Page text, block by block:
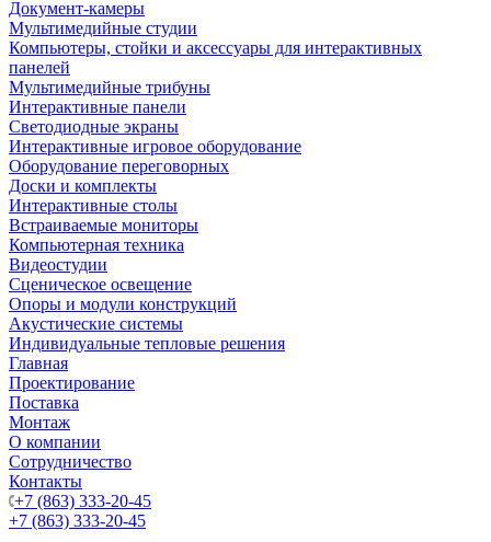
Документ-камеры
Мультимедийные студии
Компьютеры, стойки и аксессуары для интерактивных
панелей
Мультимедийные трибуны
Интерактивные панели
Светодиодные экраны
Интерактивные игровое оборудование
Оборудование переговорных
Доски и комплекты
Интерактивные столы
Встраиваемые мониторы
Компьютерная техника
Видеостудии
Cценическое освещение
Опоры и модули конструкций
Акустические системы
Индивидуальные тепловые решения
Главная
Проектирование
Поставка
Монтаж
О компании
Сотрудничество
Контакты
+7 (863) 333-20-45
+7 (863) 333-20-45